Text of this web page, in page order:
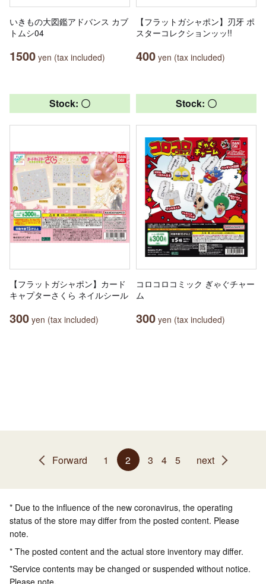
いきもの大図鑑アドバンス カブ
トムシ04
1500 yen (tax included)
【フラットガシャポン】刃牙 ポ
スターコレクションッッ!!
400 yen (tax included)
Stock: 〇
【フラットガシャポン】カード
キャプターさくら ネイルシール
300 yen (tax included)
Stock: 〇
コロコロコミック ぎゃぐチャー
ム
300 yen (tax included)
Forward 1 2 3 4 5 next
* Due to the influence of the new coronavirus, the operating
status of the store may differ from the posted content. Please
note.
* The posted content and the actual store inventory may differ.
*Service contents may be changed or suspended without notice.
Please note.